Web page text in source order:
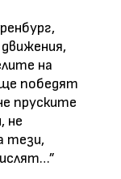
на
победят
пруските
не
тези,